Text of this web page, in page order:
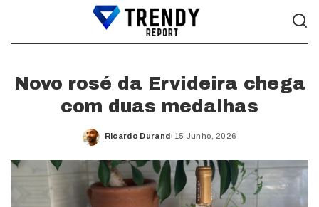
Novo rosé da Ervideira chega
com duas medalhas
Posted
Ricardo Durand 15 Junho, 2026